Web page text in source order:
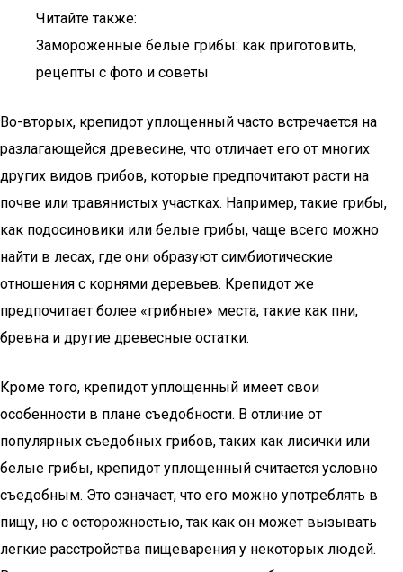
Читайте также:
Замороженные белые грибы: как приготовить,
рецепты с фото и советы
Во-вторых, крепидот уплощенный часто встречается на
разлагающейся древесине, что отличает его от многих
других видов грибов, которые предпочитают расти на
почве или травянистых участках. Например, такие грибы,
как подосиновики или белые грибы, чаще всего можно
найти в лесах, где они образуют симбиотические
отношения с корнями деревьев. Крепидот же
предпочитает более «грибные» места, такие как пни,
бревна и другие древесные остатки.
Кроме того, крепидот уплощенный имеет свои
особенности в плане съедобности. В отличие от
популярных съедобных грибов, таких как лисички или
белые грибы, крепидот уплощенный считается условно
съедобным. Это означает, что его можно употреблять в
пищу, но с осторожностью, так как он может вызывать
легкие расстройства пищеварения у некоторых людей.